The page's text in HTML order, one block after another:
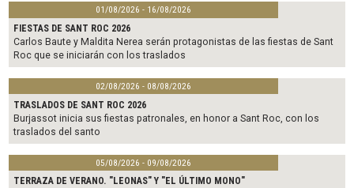
01/08/2026 - 16/08/2026
FIESTAS DE SANT ROC 2026
Carlos Baute y Maldita Nerea serán protagonistas de las fiestas de Sant
Roc que se iniciarán con los traslados
02/08/2026 - 08/08/2026
TRASLADOS DE SANT ROC 2026
Burjassot inicia sus fiestas patronales, en honor a Sant Roc, con los
traslados del santo
05/08/2026 - 09/08/2026
TERRAZA DE VERANO. "LEONAS" Y "EL ÚLTIMO MONO"